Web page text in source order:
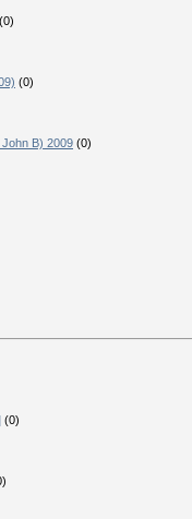
(0)
(0)
B) 2009 (0)
(0)